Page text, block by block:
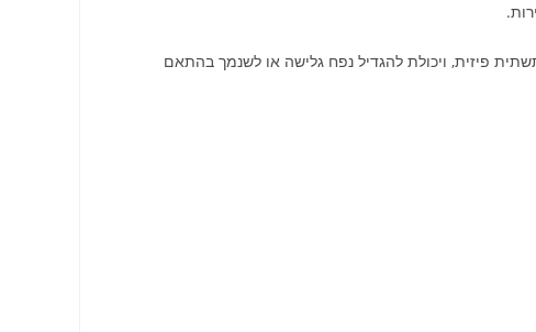
פיזית, ויכולת להגדיל נפח גלישה או לשנמך בהתאם